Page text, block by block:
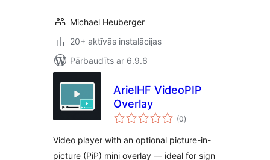
Michael Heuberger
20+ aktīvās instalācijas
Pārbaudīts ar 6.9.6
ArielHF VideoPIP
Overlay
(0vērtējumu
kopsumma
)
Video player with an optional picture-in-
picture (PiP) mini overlay — ideal for sign